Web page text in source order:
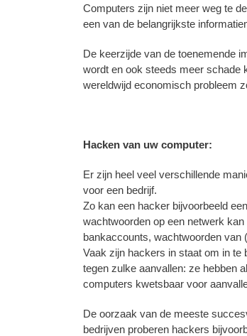
Computers zijn niet meer weg te
een van de belangrijkste
De keerzijde van de toenemende
wordt en ook steeds meer schade
wereldwijd economisch probleem
Hacken van uw computer:
Er zijn heel veel verschillende
voor een bedrijf.
Zo kan een hacker bijvoorbeeld
wachtwoorden op een netwerk
bankaccounts, wachtwoorden van
Vaak zijn hackers in staat om in
tegen zulke aanvallen: ze hebben
computers kwetsbaar voor
De oorzaak van de meeste
bedrijven proberen hackers